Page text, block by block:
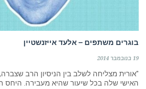
בוגרים משתפים – אלעד אייזנשטיין
19 בנובמבר 2014
"אורית מצליחה לשלב בין הניסיון הרב
האישי שלה בכל שיעור שהיא מעבירה. היחס